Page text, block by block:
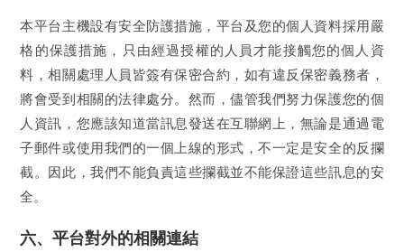
本平台主機設有安全防護措施，平台及您的個人資料採用嚴
格的保護措施，只由經過授權的人員才能接觸您的個人資
料，相關處理人員皆簽有保密合約，如有違反保密義務者，
將會受到相關的法律處分。然而，儘管我們努力保護您的個
人資訊，您應該知道當訊息發送在互聯網上，無論是通過電
子郵件或使用我們的一個上線的形式，不一定是安全的反攔
截。因此，我們不能負責這些攔截並不能保證這些訊息的安
全。
六、平台對外的相關連結